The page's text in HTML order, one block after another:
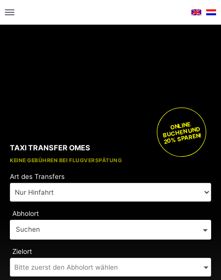
KOSTENLOSE KINDERSITZE
KEINE GEBÜHREN BEI FLUGVERSPÄTUNG
TAXI TRANSFER OMES
ONLINE
BUCHEN UND
20% SPAREN!
Art des Transfers
Abholort
Suchen
Zielort